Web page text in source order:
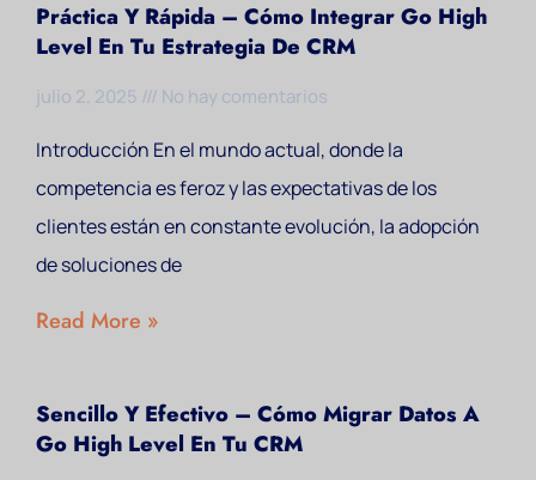
Práctica Y Rápida – Cómo Integrar Go High
Level En Tu Estrategia De CRM
julio 2, 2025 No hay comentarios
Introducción En el mundo actual, donde la
competencia es feroz y las expectativas de los
clientes están en constante evolución, la adopción
de soluciones de
Read More »
Sencillo Y Efectivo – Cómo Migrar Datos A
Go High Level En Tu CRM